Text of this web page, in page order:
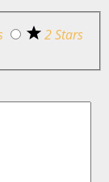
2 Stars